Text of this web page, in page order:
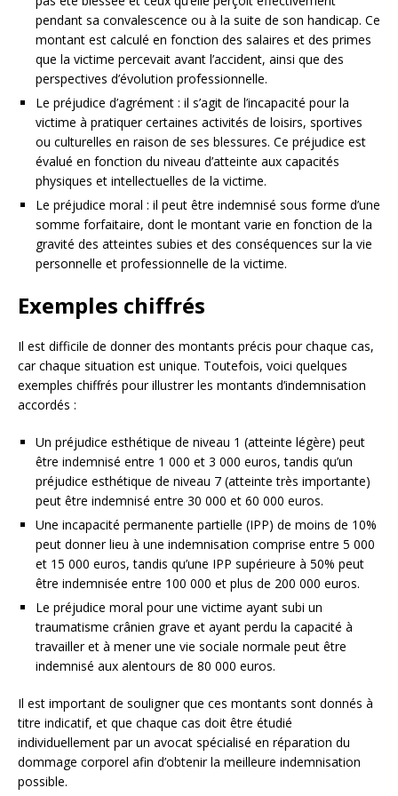
pendant sa convalescence ou à la suite de son handicap. Ce
montant est calculé en fonction des salaires et des primes
que la victime percevait avant l’accident, ainsi que des
perspectives d’évolution professionnelle.
Le préjudice d’agrément : il s’agit de l’incapacité pour la
victime à pratiquer certaines activités de loisirs, sportives
ou culturelles en raison de ses blessures. Ce préjudice est
évalué en fonction du niveau d’atteinte aux capacités
physiques et intellectuelles de la victime.
Le préjudice moral : il peut être indemnisé sous forme d’une
somme forfaitaire, dont le montant varie en fonction de la
gravité des atteintes subies et des conséquences sur la vie
personnelle et professionnelle de la victime.
Exemples chiffrés
Il est difficile de donner des montants précis pour chaque cas,
car chaque situation est unique. Toutefois, voici quelques
exemples chiffrés pour illustrer les montants d’indemnisation
accordés :
Un préjudice esthétique de niveau 1 (atteinte légère) peut
être indemnisé entre 1 000 et 3 000 euros, tandis qu’un
préjudice esthétique de niveau 7 (atteinte très importante)
peut être indemnisé entre 30 000 et 60 000 euros.
Une incapacité permanente partielle (IPP) de moins de 10%
peut donner lieu à une indemnisation comprise entre 5 000
et 15 000 euros, tandis qu’une IPP supérieure à 50% peut
être indemnisée entre 100 000 et plus de 200 000 euros.
Le préjudice moral pour une victime ayant subi un
traumatisme crânien grave et ayant perdu la capacité à
travailler et à mener une vie sociale normale peut être
indemnisé aux alentours de 80 000 euros.
Il est important de souligner que ces montants sont donnés à
titre indicatif, et que chaque cas doit être étudié
individuellement par un avocat spécialisé en réparation du
dommage corporel afin d’obtenir la meilleure indemnisation
possible.